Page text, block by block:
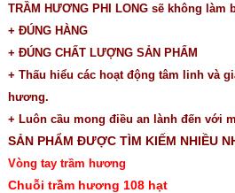
TRẦM HƯƠNG PHI LONG sẽ không
+ ĐÚNG HÀNG
+ ĐÚNG CHẤT LƯỢNG SẢN PHẨM
+ Thấu hiểu các hoạt động tâm linh và
hương.
+ Luôn cầu mong điều an lành đến với
SẢN PHẨM ĐƯỢC TÌM KIẾM NHIỀU
Vòng tay trầm hương
Chuỗi trầm hương 108 hạt